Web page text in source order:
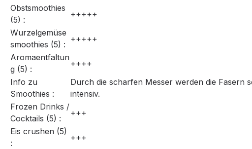
Obstsmoothies
(5) :
+++++
Wurzelgemüse
smoothies (5) :
+++++
Aromaentfaltun
g (5) :
++++
Info zu
Smoothies :
Durch die scharfen Messer werden die Fasern
intensiv.
Frozen Drinks /
Cocktails (5) :
+++
Eis crushen (5)
:
+++